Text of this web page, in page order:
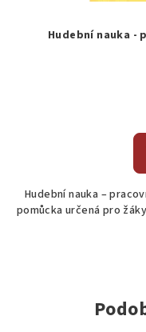
Hudební nauka -
Hudební nauka –
pomůcka určená pro